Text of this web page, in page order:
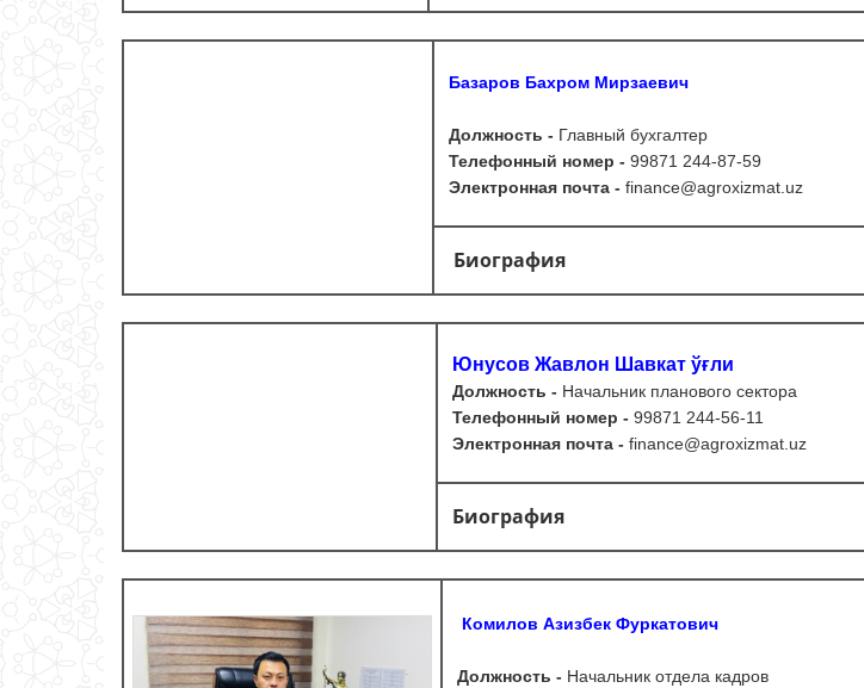
Базаров Бахром Мирзаевич
Должность - Главный бухгалтер
Телефонный номер - 99871 244-87-59
Электронная почта - finance@agroxizmat uz
Биография
Юнусов Жавлон Шавкат ўғли
Должность - Начальник планового сектора
Телефонный номер - 99871 244-56-11
Электронная почта - finance@agroxizmat uz
Биография
Комилов Азизбек Фуркатович
Должность - Начальник отдела кадров